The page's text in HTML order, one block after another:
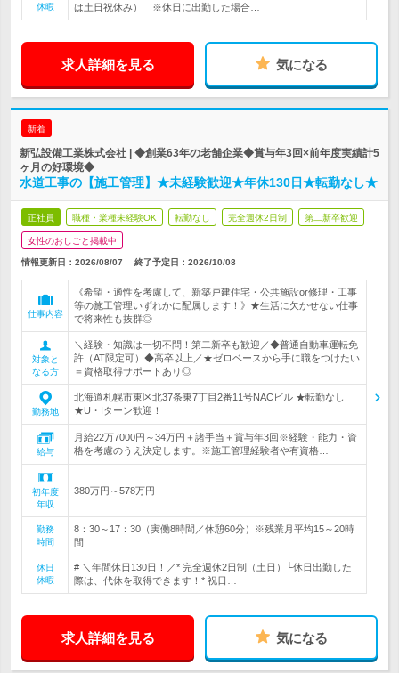
休暇
は土日祝休み） ※休日に出勤した場合…
求人詳細を見る 気になる
新着
新弘設備工業株式会社 | ◆創業63年の老舗企業◆賞与年3回×前年度実績計5
ヶ月の好環境◆
水道工事の【施工管理】★未経験歓迎★年休130日★転勤なし★
正社員 職種・業種未経験OK 転勤なし 完全週休2日制 第二新卒歓迎
女性のおしごと掲載中
情報更新日：2026/08/07 終了予定日： 2026/10/08
仕事内容
《希望・適性を考慮して、新築戸建住宅・公共施設or修理・工事
等の施工管理いずれかに配属します！》★生活に欠かせない仕事
で将来性も抜群◎
対象と
なる方
＼経験・知識は一切不問！第二新卒も歓迎／◆普通自動車運転免
許（AT限定可）◆高卒以上／★ゼロベースから手に職をつけたい
＝資格取得サポートあり◎
勤務地
北海道札幌市東区北37条東7丁目2番11号NACビル ★転勤なし
★U・Iターン歓迎！
給与
月給22万7000円～34万円＋諸手当＋賞与年3回※経験・能力・資
格を考慮のうえ決定します。※施工管理経験者や有資格…
初年度
年収
380万円～578万円
勤務
時間
8：30～17：30（実働8時間／休憩60分）※残業月平均15～20時
間
休日
休暇
# ＼年間休日130日！／* 完全週休2日制（土日）└休日出勤した
際は、代休を取得できます！* 祝日…
求人詳細を見る 気になる